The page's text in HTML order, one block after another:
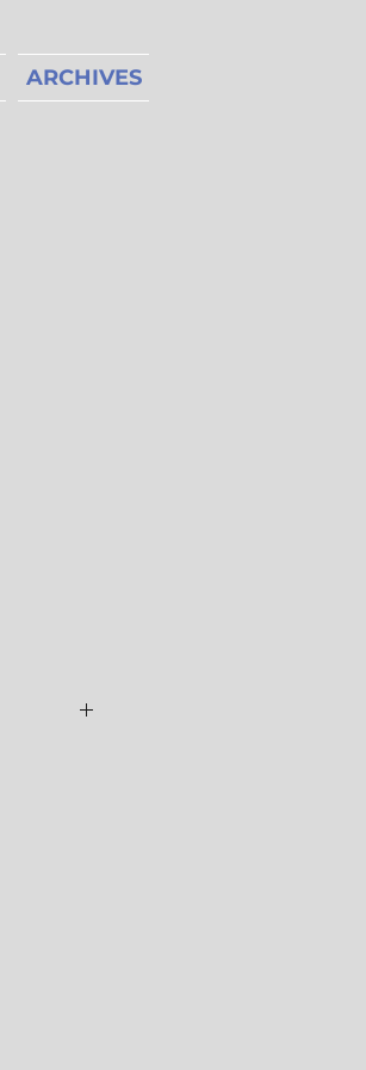
ARCHIVES